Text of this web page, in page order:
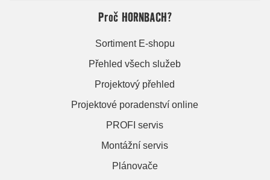
Proč HORNBACH?
Sortiment E-shopu
Přehled všech služeb
Projektový přehled
Projektové poradenství online
PROFI servis
Montážní servis
Plánovače